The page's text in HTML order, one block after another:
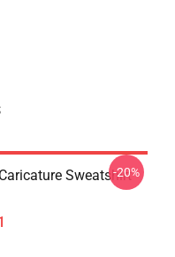
Sweatshirt
-20%